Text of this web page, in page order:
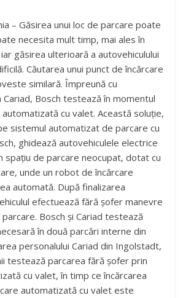
– Găsirea unui loc de parcare poate
necesita mult timp, mai ales în
găsirea ulterioară a autovehiculului
Căutarea unui punct de încărcare
similară. Împreună cu
Cariad, Bosch testează în momentul
cu valet. Această soluție,
sistemul automatizat de parcare cu
ghidează autovehiculele electrice
spațiu de parcare neocupat, dotat cu
unde un robot de încărcare
automată. După finalizarea
efectuează fără șofer manevre
Bosch și Cariad testează
în două parcări interne din
personalului Cariad din Ingolstadt,
testează parcarea fără șofer prin
cu valet, în timp ce încărcarea
automatizată cu valet este